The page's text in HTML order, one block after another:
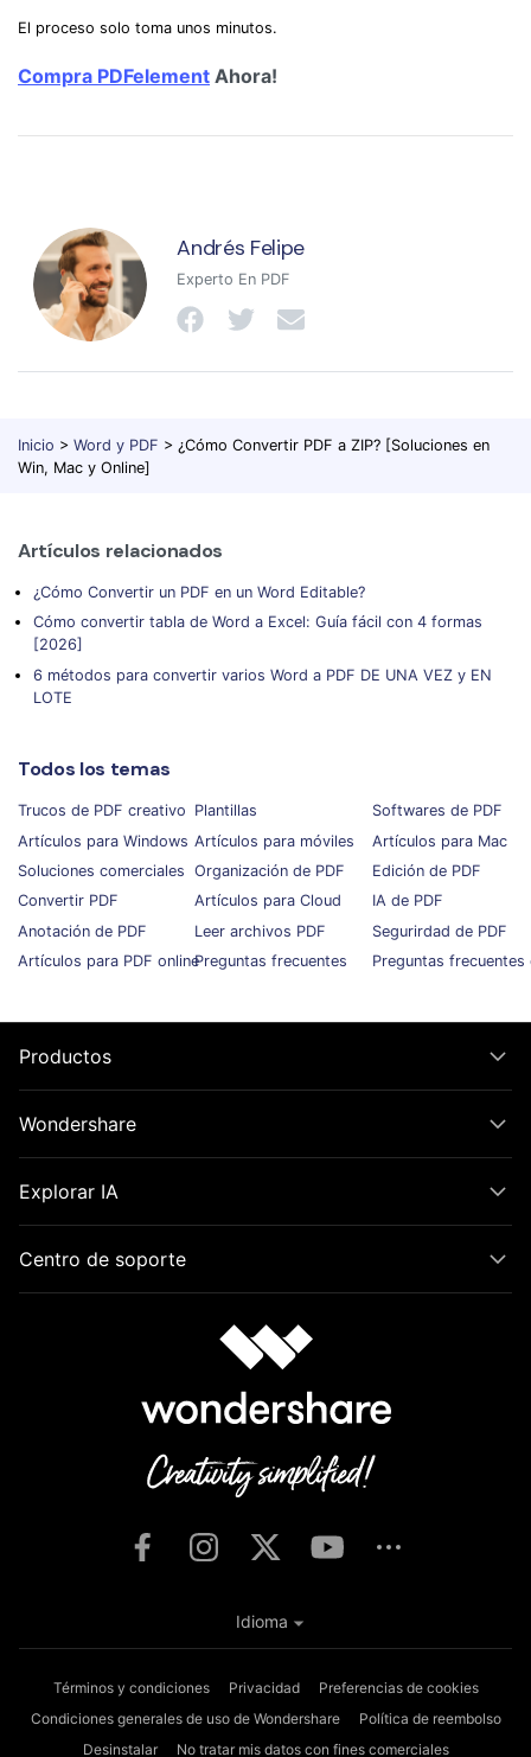
El proceso solo toma unos minutos.
Compra PDFelement Ahora!
Andrés Felipe
Experto En PDF
Inicio > Word y PDF > ¿Cómo Convertir PDF a ZIP? [Soluciones en
Win, Mac y Online]
Artículos relacionados
¿Cómo Convertir un PDF en un Word Editable?
Cómo convertir tabla de Word a Excel: Guía fácil con 4 formas
[2026]
6 métodos para convertir varios Word a PDF DE UNA VEZ y EN
LOTE
Todos los temas
Trucos de PDF creativo Plantillas
Softwares de PDF
Artículos para Windows Artículos para móviles
Artículos para Mac
Soluciones comerciales
Organización de PDF
Edición de PDF
Convertir PDF
Artículos para Cloud
IA de PDF
Anotación de PDF
Leer archivos PDF
Segurirdad de PDF
Artículos para PDF onlinePreguntas frecuentes Preguntas frecuentes
Productos
Wondershare
Explorar IA
Centro de soporte
Términos y condiciones Privacidad
Preferencias de cookies
Condiciones generales de uso de Wondershare
Política de reembolso
Desinstalar
No tratar mis datos con fines comerciales
Idioma